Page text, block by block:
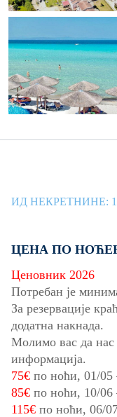
ИД НЕКРЕТНИНЕ:
ЦЕНА ПО
Ценовник 2026
Потребан је
За резервације
додатна накнада.
Молимо вас да нас
информација.
75€ по ноћи, 01/05
85€ по ноћи, 10/06
115€ по ноћи, 06/